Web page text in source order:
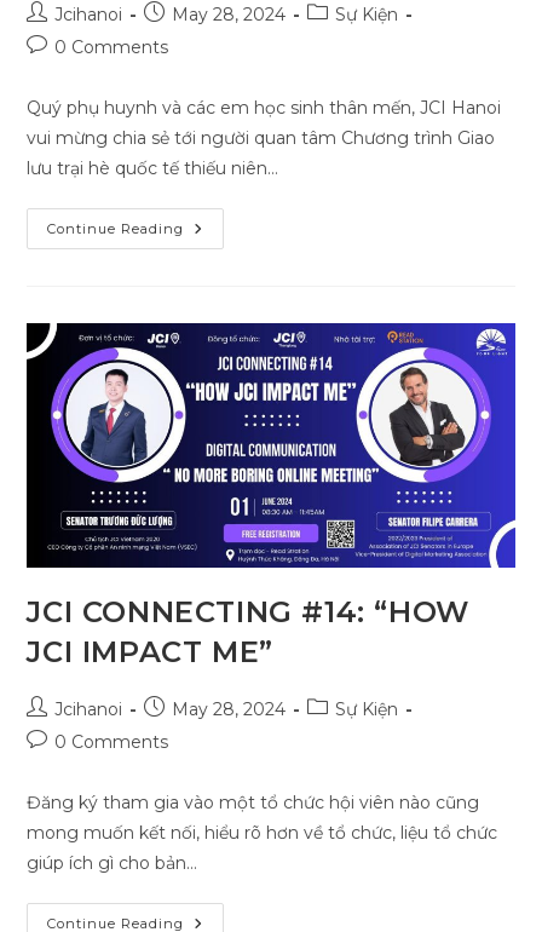
Post
author:
Jcihanoi
Post
published:
May 28, 2024
PostSự Kiện
Post0 Comments
Quý phụ huynh và các em học sinh thân mến, JCI Hanoi
vui mừng chia sẻ tới người quan tâm Chương trình Giao
lưu trại hè quốc tế thiếu niên…
Continue Reading [JCI
HANOI]
CHƯƠNG
TRÌNH
GIAO
LƯU
TRẠI
HÈ
QUỐC
TẾ
THIẾU
NIÊN
CHÂU
2024
(AYEP)
26
30/07/2024
JCI CONNECTING #14: “HOW
JCI IMPACT ME”
Post
author:
Jcihanoi
Post
published:
May 28, 2024
PostSự Kiện
Post0 Comments
Đăng ký tham gia vào một tổ chức hội viên nào cũng
mong muốn kết nối, hiểu rõ hơn về tổ chức, liệu tổ chức
giúp ích gì cho bản…
Continue Reading JCI